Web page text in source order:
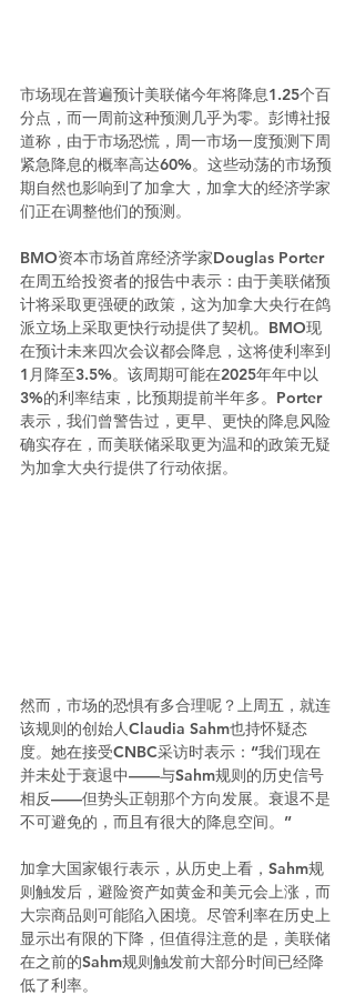
市场现在普遍预计美联储今年将降息1.25个百
分点，而一周前这种预测几乎为零。彭博社报
道称，由于市场恐慌，周一市场一度预测下周
紧急降息的概率高达60%。这些动荡的市场预
期自然也影响到了加拿大，加拿大的经济学家
们正在调整他们的预测。
BMO资本市场首席经济学家Douglas Porter
在周五给投资者的报告中表示：由于美联储预
计将采取更强硬的政策，这为加拿大央行在鸽
派立场上采取更快行动提供了契机。BMO现
在预计未来四次会议都会降息，这将使利率到
1月降至3.5%。该周期可能在2025年年中以
3%的利率结束，比预期提前半年多。Porter
表示，我们曾警告过，更早、更快的降息风险
确实存在，而美联储采取更为温和的政策无疑
为加拿大央行提供了行动依据。
然而，市场的恐惧有多合理呢？上周五，就连
该规则的创始人Claudia Sahm也持怀疑态
度。她在接受CNBC采访时表示：“我们现在
并未处于衰退中——与Sahm规则的历史信号
相反——但势头正朝那个方向发展。衰退不是
不可避免的，而且有很大的降息空间。”
加拿大国家银行表示，从历史上看，Sahm规
则触发后，避险资产如黄金和美元会上涨，而
大宗商品则可能陷入困境。尽管利率在历史上
显示出有限的下降，但值得注意的是，美联储
在之前的Sahm规则触发前大部分时间已经降
低了利率。